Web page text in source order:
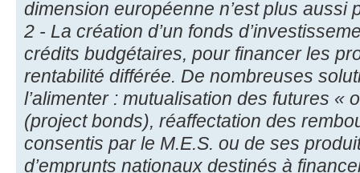
dimension européenne n’est plus aussi
2 - La création d’un fonds
crédits budgétaires, pour financer les
rentabilité différée. De nombreuses
l’alimenter : mutualisation des futures «
(project bonds), réaffectation des
consentis par le M.E.S. ou de ses
d’emprunts nationaux destinés à